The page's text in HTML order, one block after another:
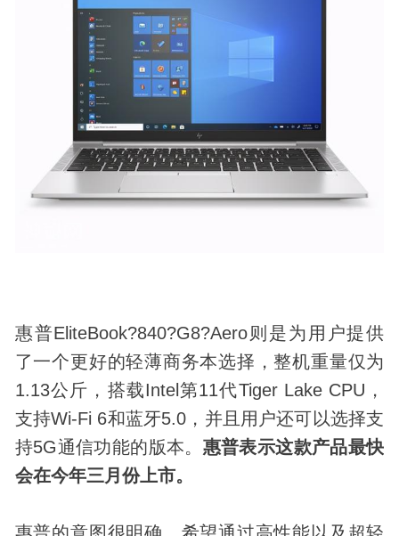
惠普EliteBook?840?G8?Aero则是为用户提供
了一个更好的轻薄商务本选择，整机重量仅为
1.13公斤，搭载Intel第11代Tiger Lake CPU，
支持Wi-Fi 6和蓝牙5.0，并且用户还可以选择支
持5G通信功能的版本。 惠普表示这款产品最快
会在今年三月份上市。